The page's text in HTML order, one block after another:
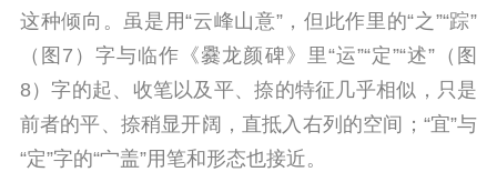
这种倾向。虽是用“云峰山意”，但此作里的“之”“踪”
（图7）字与临作《爨龙颜碑》里“运”“定”“述”（图
8）字的起、收笔以及平、捺的特征几乎相似，只是
前者的平、捺稍显开阔，直抵入右列的空间；“宜”与
“定”字的“宀盖”用笔和形态也接近。